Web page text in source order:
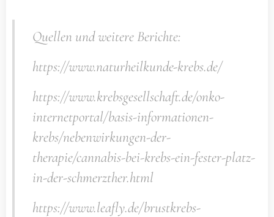
Quellen und weitere Berichte:
https://www.naturheilkunde-krebs.de/
https://www.krebsgesellschaft.de/onko-
internetportal/basis-informationen-
krebs/nebenwirkungen-der-
therapie/cannabis-bei-krebs-ein-fester-platz-
in-der-schmerzther.html
https://www.leafly.de/brustkrebs-